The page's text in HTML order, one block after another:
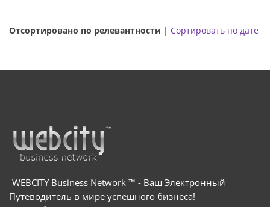
Отсортировано по релевантности | Сортировать по дате
WEBCITY Business Network ™ - Ваш Электронный
Путеводитель в мире успешного бизнеса!